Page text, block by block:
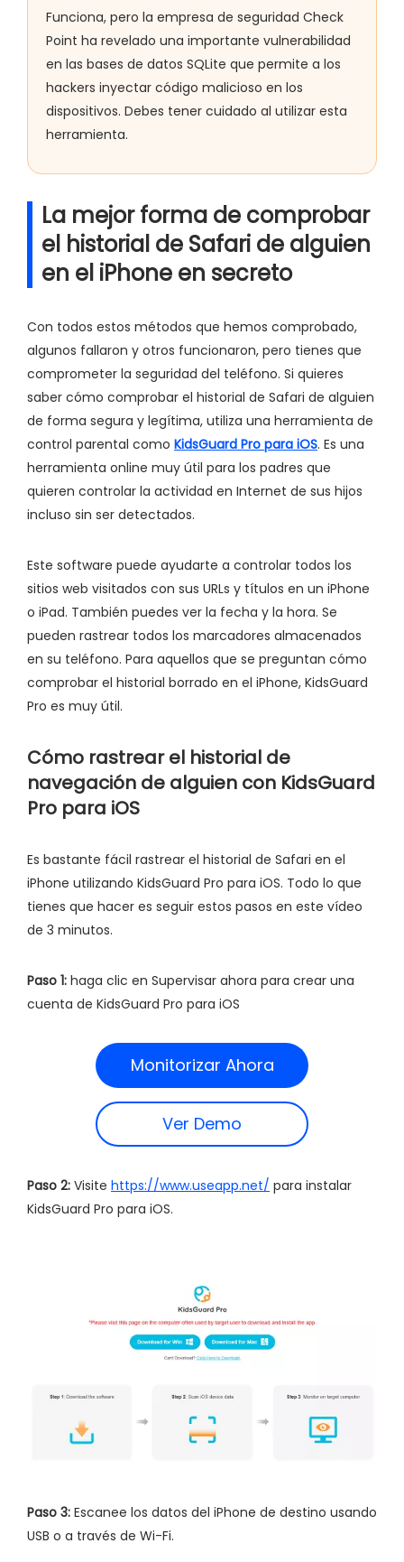
Funciona, pero la empresa de seguridad Check
Point ha revelado una importante vulnerabilidad
en las bases de datos SQLite que permite a los
hackers inyectar código malicioso en los
dispositivos. Debes tener cuidado al utilizar esta
herramienta.
La mejor forma de comprobar
el historial de Safari de alguien
en el iPhone en secreto
Con todos estos métodos que hemos comprobado,
algunos fallaron y otros funcionaron, pero tienes que
comprometer la seguridad del teléfono. Si quieres
saber cómo comprobar el historial de Safari de alguien
de forma segura y legítima, utiliza una herramienta de
control parental como KidsGuard Pro para iOS. Es una
herramienta online muy útil para los padres que
quieren controlar la actividad en Internet de sus hijos
incluso sin ser detectados.
Este software puede ayudarte a controlar todos los
sitios web visitados con sus URLs y títulos en un iPhone
o iPad. También puedes ver la fecha y la hora. Se
pueden rastrear todos los marcadores almacenados
en su teléfono. Para aquellos que se preguntan cómo
comprobar el historial borrado en el iPhone, KidsGuard
Pro es muy útil.
Cómo rastrear el historial de
navegación de alguien con KidsGuard
Pro para iOS
Es bastante fácil rastrear el historial de Safari en el
iPhone utilizando KidsGuard Pro para iOS. Todo lo que
tienes que hacer es seguir estos pasos en este vídeo
de 3 minutos.
Paso 1: haga clic en Supervisar ahora para crear una
cuenta de KidsGuard Pro para iOS
Monitorizar Ahora
Ver Demo
Paso 2: Visite https://www.useapp.net/ para instalar
KidsGuard Pro para iOS.
Paso 3: Escanee los datos del iPhone de destino usando
USB o a través de Wi-Fi.